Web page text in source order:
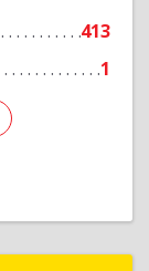
413
1